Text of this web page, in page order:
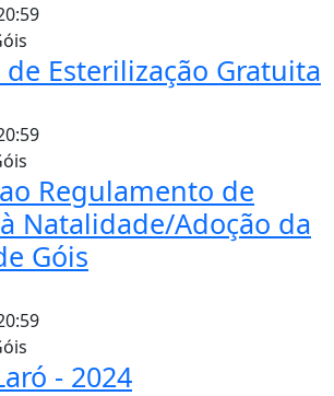
Esterilização Gratuita
Regulamento de
Natalidade/Adoção da
Góis
- 2024